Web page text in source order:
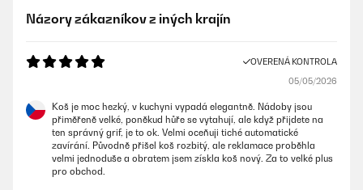
Názory zákazníkov z iných krajín
OVERENÁ KONTROLA
05/05/2026
Koš je moc hezký, v kuchyni vypadá elegantně. Nádoby jsou
přiměřeně velké, poněkud hůře se vytahují, ale když přijdete na
ten správný grif, je to ok. Velmi oceňuji tiché automatické
zavírání. Původně přišel koš rozbitý, ale reklamace proběhla
velmi jednoduše a obratem jsem získla koš nový. Za to velké plus
pro obchod.